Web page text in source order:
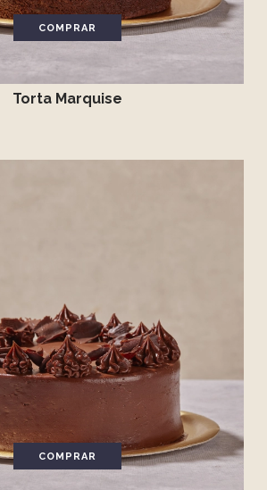
COMPRAR
Torta Marquise
COMPRAR